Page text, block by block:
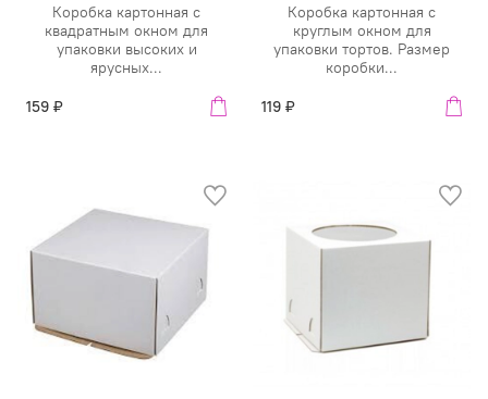
Коробка картонная с
квадратным окном для
упаковки высоких и
ярусных...
159 ₽
Коробка картонная с
круглым окном для
упаковки тортов. Размер
коробки...
119 ₽